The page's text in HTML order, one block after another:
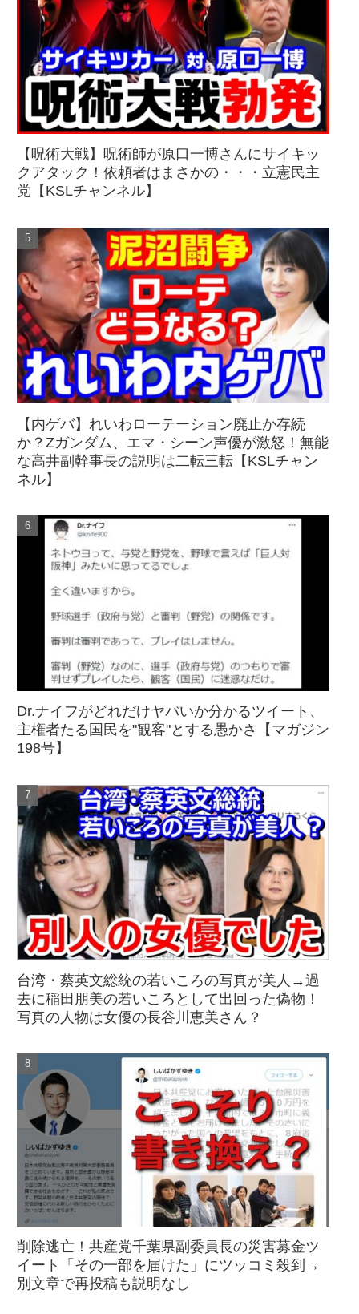
【呪術大戦】呪術師が原口一博さんにサイキッ
クアタック！依頼者はまさかの・・・立憲民主
党【KSLチャンネル】
【内ゲバ】れいわローテーション廃止か存続
か？Zガンダム、エマ・シーン声優が激怒！無能
な高井副幹事長の説明は二転三転【KSLチャン
ネル】
Dr.ナイフがどれだけヤバいか分かるツイート、
主権者たる国民を"観客"とする愚かさ【マガジン
198号】
台湾・蔡英文総統の若いころの写真が美人→過
去に稲田朋美の若いころとして出回った偽物！
写真の人物は女優の長谷川恵美さん？
削除逃亡！共産党千葉県副委員長の災害募金ツ
イート「その一部を届けた」にツッコミ殺到→
別文章で再投稿も説明なし